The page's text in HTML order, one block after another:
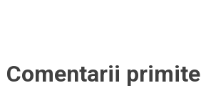
Comentarii primite